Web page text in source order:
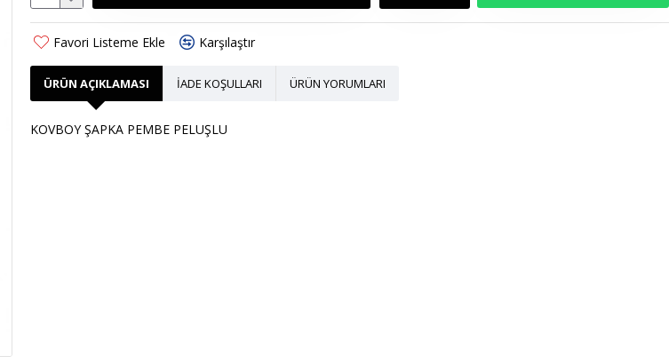
Favori Listeme Ekle Karşılaştır
ÜRÜN AÇIKLAMASI İADE KOŞULLARI ÜRÜN YORUMLARI
KOVBOY ŞAPKA PEMBE PELUŞLU